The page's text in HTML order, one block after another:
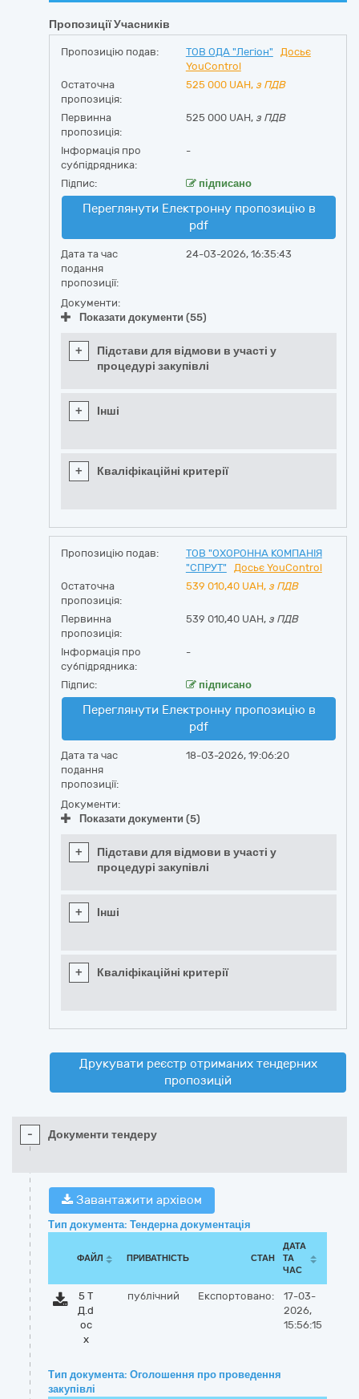
Пропозиції Учасників
Пропозицію подав: ТОВ ОДА "Легіон"
Досьє
YouControl
Остаточна
пропозиція:
525 000 UAH, з ПДВ
Первинна
пропозиція:
525 000 UAH, з ПДВ
Інформація про
субпідрядника:
-
Підпис: підписано
Переглянути Електронну пропозицію в
pdf
Дата та час
подання
пропозиції:
24-03-2026, 16:35:43
Документи:
Показати документи (55)
+
Підстави для відмови в участі у
процедурі закупівлі
+ Інші
+ Кваліфікаційні критерії
Пропозицію подав:
ТОВ "ОХОРОННА КОМПАНІЯ
"СПРУТ"
Досьє YouControl
Остаточна
пропозиція:
539 010,40 UAH, з ПДВ
Первинна
пропозиція:
539 010,40 UAH, з ПДВ
Інформація про
субпідрядника:
-
Підпис: підписано
Переглянути Електронну пропозицію в
pdf
Дата та час
подання
пропозиції:
18-03-2026, 19:06:20
Документи:
Показати документи (5)
+
Підстави для відмови в участі у
процедурі закупівлі
+ Інші
+ Кваліфікаційні критерії
Друкувати реєстр отриманих тендерних
пропозицій
- Документи тендеру
Завантажити архівом
Тип документа: Тендерна документація
ФАЙЛ ПРИВАТНІСТЬ СТАН
ДАТА
ТА
ЧАС
5 Т
Д.d
oc
x
публічний Експортовано:
17-03-
2026,
15:56:15
Тип документа: Оголошення про проведення
закупівлі